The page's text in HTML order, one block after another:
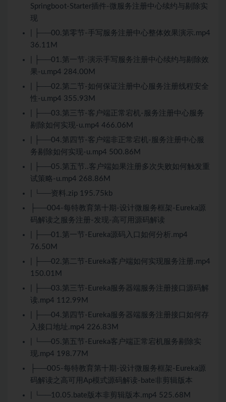
Springboot-Starter插件-微服务注册中心续约与剔除实
现
| ├──00.第零节-手写服务注册中心整体效果演示.mp4
36.11M
| ├──01.第一节-演示手写服务注册中心续约与剔除效
果-u.mp4 284.00M
| ├──02.第二节-如何保证注册中心服务注册线程安全
性-u.mp4 355.93M
| ├──03.第三节-客户端正常宕机-服务注册中心服务
剔除如何实现-u.mp4 466.06M
| ├──04.第四节-客户端非正常宕机-服务注册中心服
务剔除如何实现-u.mp4 500.86M
| ├──05.第五节..客户端如果注册多次失败如何触发重
试策略-u.mp4 268.86M
| └──资料.zip 195.75kb
├──004-每特教育第十期-设计微服务框架-Eureka源
码解读之服务注册-发现-高可用源码解读
| ├──01.第一节-Eureka源码入口如何分析.mp4
76.50M
| ├──02.第二节-Eureka客户端如何实现服务注册.mp4
150.01M
| ├──03.第三节-Eureka服务器端服务注册接口源码解
读.mp4 112.99M
| ├──04.第四节-Eureka服务器端服务注册接口如何存
入接口地址.mp4 226.83M
| └──05.第五节-Eureka客户端正常宕机服务剔除实
现.mp4 198.77M
├──005-每特教育第十期-设计微服务框架-Eureka源
码解读之高可用Ap模式源码解读-bate非剪辑版本
| └──10.05.bate版本非剪辑版本.mp4 525.68M